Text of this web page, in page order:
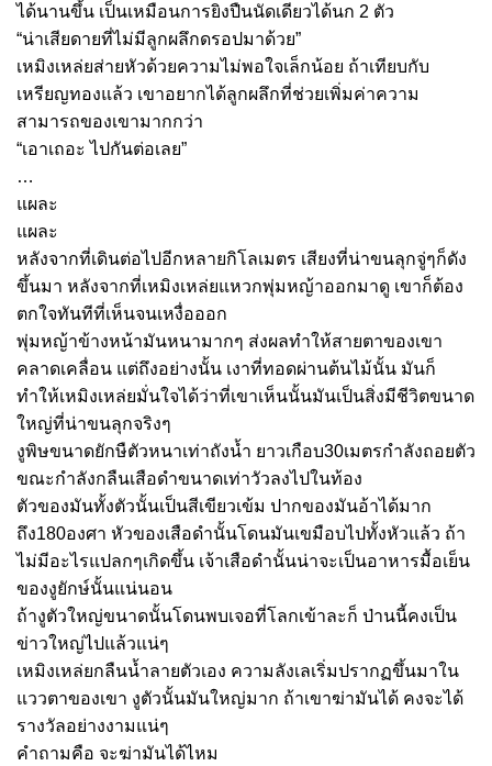
ได้นานขึ้น เป็นเหมือนการยิงปืนนัดเดียวได้นก 2 ตัว
“น่าเสียดายที่ไม่มีลูกผลึกดรอปมาด้วย”
เหมิงเหล่ยส่ายหัวด้วยความไม่พอใจเล็กน้อย ถ้าเทียบกับ
เหรียญทองแล้ว เขาอยากได้ลูกผลึกที่ช่วยเพิ่มค่าความ
สามารถของเขามากกว่า
“เอาเถอะ ไปกันต่อเลย”
…
แผละ
แผละ
หลังจากที่เดินต่อไปอีกหลายกิโลเมตร เสียงที่น่าขนลุกจู่ๆก็ดัง
ขึ้นมา หลังจากที่เหมิงเหล่ยแหวกพุ่มหญ้าออกมาดู เขาก็ต้อง
ตกใจทันทีที่เห็นจนเหงื่อออก
พุ่มหญ้าข้างหน้ามันหนามากๆ ส่งผลทำให้สายตาของเขา
คลาดเคลื่อน แต่ถึงอย่างนั้น เงาที่ทอดผ่านต้นไม้นั้น มันก็
ทำให้เหมิงเหล่ยมั่นใจได้ว่าที่เขาเห็นนั้นมันเป็นสิ่งมีชีวิตขนาด
ใหญ่ที่น่าขนลุกจริงๆ
งูพิษขนาดยักษืตัวหนาเท่าถังน้ำ ยาวเกือบ30เมตรกำลังถอยตัว
ขณะกำลังกลืนเสือดำขนาดเท่าวัวลงไปในท้อง
ตัวของมันทั้งตัวนั้นเป็นสีเขียวเข้ม ปากของมันอ้าได้มาก
ถึง180องศา หัวของเสือดำนั้นโดนมันเขมือบไปทั้งหัวแล้ว ถ้า
ไม่มีอะไรแปลกๆเกิดขึ้น เจ้าเสือดำนั้นน่าจะเป็นอาหารมื้อเย็น
ของงูยักษ์นั้นแน่นอน
ถ้างูตัวใหญ่ขนาดนั้นโดนพบเจอที่โลกเข้าละก็ ป่านนี้คงเป็น
ข่าวใหญ่ไปแล้วแน่ๆ
เหมิงเหล่ยกลืนน้ำลายตัวเอง ความลังเลเริ่มปรากฏขึ้นมาใน
แววตาของเขา งูตัวนั้นมันใหญ่มาก ถ้าเขาฆ่ามันได้ คงจะได้
รางวัลอย่างงามแน่ๆ
คำถามคือ จะฆ่ามันได้ไหม